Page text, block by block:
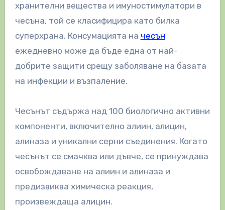
хранителни вещества и имуностимулатори в
чесъна, той се класифицира като билка
суперхрана. Консумацията на чесън
ежедневно може да бъде една от най-
добрите защити срещу заболяване на базата
на инфекции и възпаление.
Чесънът съдържа над 100 биологично активни
компоненти, включително алиин, алицин,
алиназа и уникални серни съединения. Когато
чесънът се смачква или дъвче, се принуждава
освобождаване на алиин и алиназа и
предизвиква химическа реакция,
произвеждаща алицин.